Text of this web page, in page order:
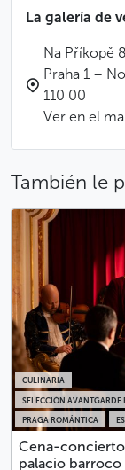
encuentra en
decorada con
lujo.
Hay 2 tiendas
La galería de
Na Příkopě
Praha 1 –
110 00
Ver en el
También le
PRAGA ROMÁNTICA
SELECCIÓN AVANTGARDE
CULINARIA
Cena-
palacio barroco